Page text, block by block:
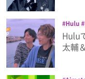
インタビュー
フィルム
Emoメン
Hulu
日本テ
Hulu
太輔